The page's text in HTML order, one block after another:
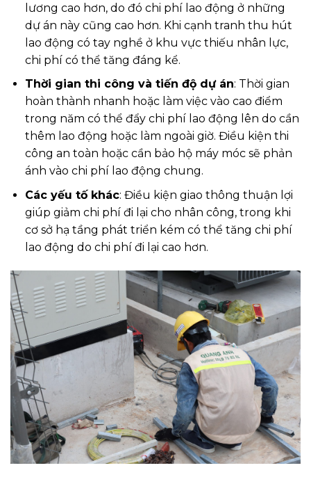
lương cao hơn, do đó chi phí lao động ở những
dự án này cũng cao hơn. Khi cạnh tranh thu hút
lao động có tay nghề ở khu vực thiếu nhân lực,
chi phí có thể tăng đáng kể.
Thời gian thi công và tiến độ dự án: Thời gian
hoàn thành nhanh hoặc làm việc vào cao điểm
trong năm có thể đẩy chi phí lao động lên do cần
thêm lao động hoặc làm ngoài giờ. Điều kiện thi
công an toàn hoặc cần bảo hộ máy móc sẽ phản
ánh vào chi phí lao động chung.
Các yếu tố khác: Điều kiện giao thông thuận lợi
giúp giảm chi phí đi lại cho nhân công, trong khi
cơ sở hạ tầng phát triển kém có thể tăng chi phí
lao động do chi phí đi lại cao hơn.